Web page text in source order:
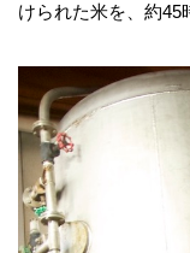
けられた米を、約45